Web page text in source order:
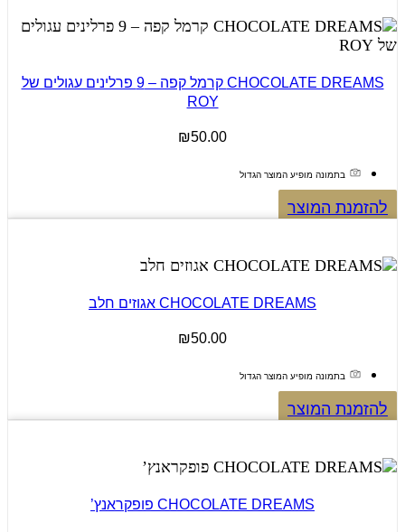
CHOCOLATE DREAMS קרמל קפה – 9 פרלינים עגולים של
ROY
₪50.00
בתמונה מופיע המוצר הגדול
להזמנת המוצר
CHOCOLATE DREAMS אגוזים חלב
₪50.00
בתמונה מופיע המוצר הגדול
להזמנת המוצר
CHOCOLATE DREAMS פופקראנץ’